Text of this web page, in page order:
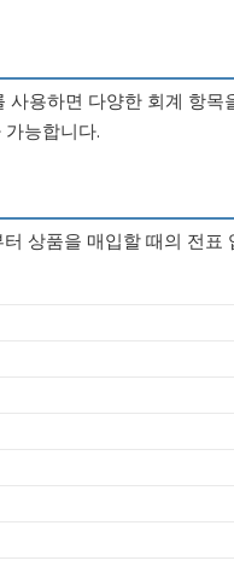
사용하면 다양한 회계 항목
능합니다.
상품을 매입할 때의 전표